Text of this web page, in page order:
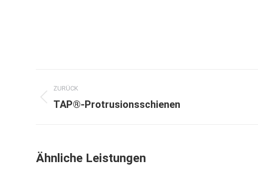
Project
navigation
ZURÜCK
Previous
TAP®-Protrusionsschienen
Ähnliche Leistungen